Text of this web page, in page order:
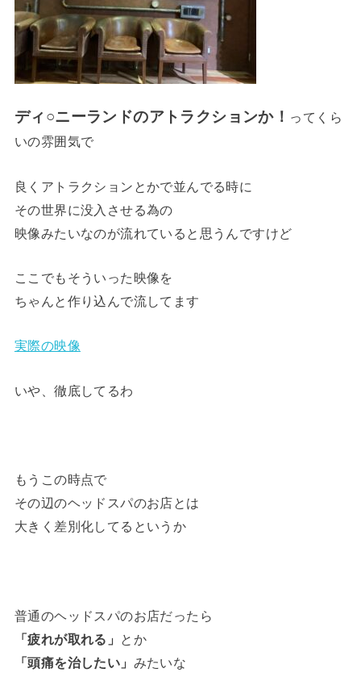
ディ○ニーランドのアトラクションか！ ってくら
いの雰囲気で
良くアトラクションとかで並んでる時に
その世界に没入させる為の
映像みたいなのが流れていると思うんですけど
ここでもそういった映像を
ちゃんと作り込んで流してます
実際の映像
いや、徹底してるわ
もうこの時点で
その辺のヘッドスパのお店とは
大きく差別化してるというか
普通のヘッドスパのお店だったら
「疲れが取れる」 とか
「頭痛を治したい」 みたいな